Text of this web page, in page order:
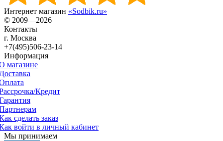
Интернет магазин «Sodbik.ru»
© 2009—2026
Контакты
г. Москва
+7(495)506-23-14
Информация
магазине
Кредит
сделать заказ
войти в личный кабинет
Мы принимаем